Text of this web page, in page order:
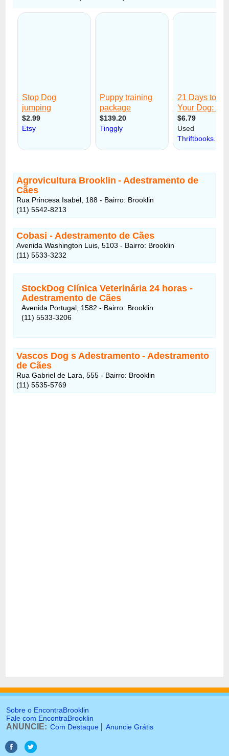
Agrovicultura Brooklin - Adestramento de
Cães
Rua Princesa Isabel, 188 - Bairro: Brooklin
(11) 5542-8213
Cobasi- Adestramento de Cães
Avenida Washington Luis, 5103 - Bairro: Brooklin
(11) 5533-3232
StockDog Clínica Veterinária 24 horas-
Adestramento de Cães
Avenida Portugal, 1582 - Bairro: Brooklin
(11) 5533-3206
Vascos Dog s Adestramento - Adestramento
de Cães
Rua Gabriel de Lara, 555 - Bairro: Brooklin
(11) 5535-5769
Sobre o EncontraBrooklin
Fale com EncontraBrooklin
ANUNCIE: Com Destaque Anuncie Grátis